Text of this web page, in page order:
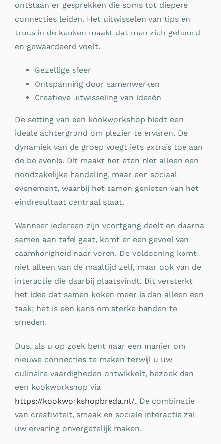
ontstaan er gesprekken die soms tot diepere
connecties leiden. Het uitwisselen van tips en
trucs in de keuken maakt dat men zich gehoord
en gewaardeerd voelt.
Gezellige sfeer
Ontspanning door samenwerken
Creatieve uitwisseling van ideeën
De setting van een kookworkshop biedt een
ideale achtergrond om plezier te ervaren. De
dynamiek van de groep voegt iets extra’s toe aan
de belevenis. Dit maakt het eten niet alleen een
noodzakelijke handeling, maar een sociaal
evenement, waarbij het samen genieten van het
eindresultaat centraal staat.
Wanneer iedereen zijn voortgang deelt en daarna
samen aan tafel gaat, komt er een gevoel van
saamhorigheid naar voren. De voldoening komt
niet alleen van de maaltijd zelf, maar ook van de
interactie die daarbij plaatsvindt. Dit versterkt
het idee dat samen koken meer is dan alleen een
taak; het is een kans om sterke banden te
smeden.
Dus, als u op zoek bent naar een manier om
nieuwe connecties te maken terwijl u uw
culinaire vaardigheden ontwikkelt, bezoek dan
een kookworkshop via
https://kookworkshopbreda.nl/. De combinatie
van creativiteit, smaak en sociale interactie zal
uw ervaring onvergetelijk maken.